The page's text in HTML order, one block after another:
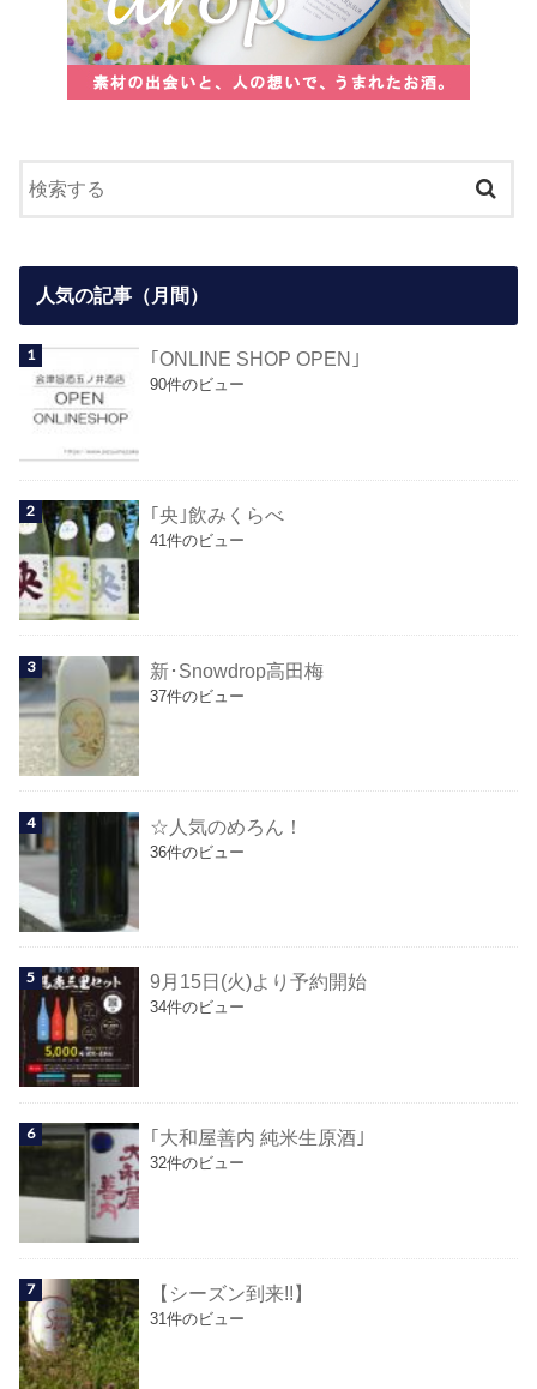
人気の記事（月間）
｢ONLINE SHOP OPEN｣
90件のビュー
｢央｣飲みくらべ
41件のビュー
新･Snowdrop高田梅
37件のビュー
☆人気のめろん！
36件のビュー
9月15日(火)より予約開始
34件のビュー
｢大和屋善内 純米生原酒｣
32件のビュー
【シーズン到来!!】
31件のビュー